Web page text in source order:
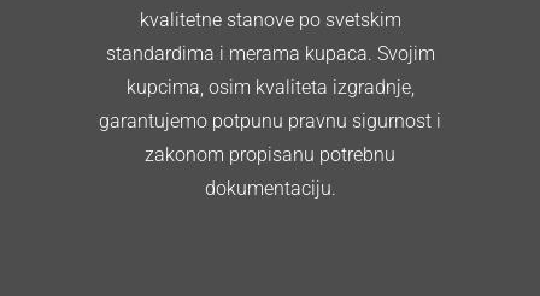
kvalitetne stanove po svetskim
standardima i merama kupaca. Svojim
kupcima, osim kvaliteta izgradnje,
garantujemo potpunu pravnu sigurnost i
zakonom propisanu potrebnu
dokumentaciju.